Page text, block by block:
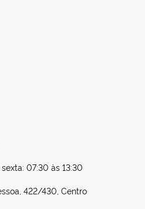
07:30 às 13:30
422/430, Centro